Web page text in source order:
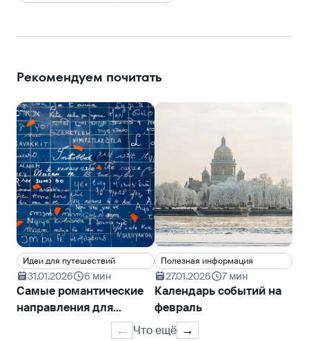
Рекомендуем почитать
Идеи для путешествий
31.01.2026 6 мин
Самые романтические
направления для
признания в любви
Полезная информация
27.01.2026 7 мин
Календарь событий на
февраль
← Что ещё →